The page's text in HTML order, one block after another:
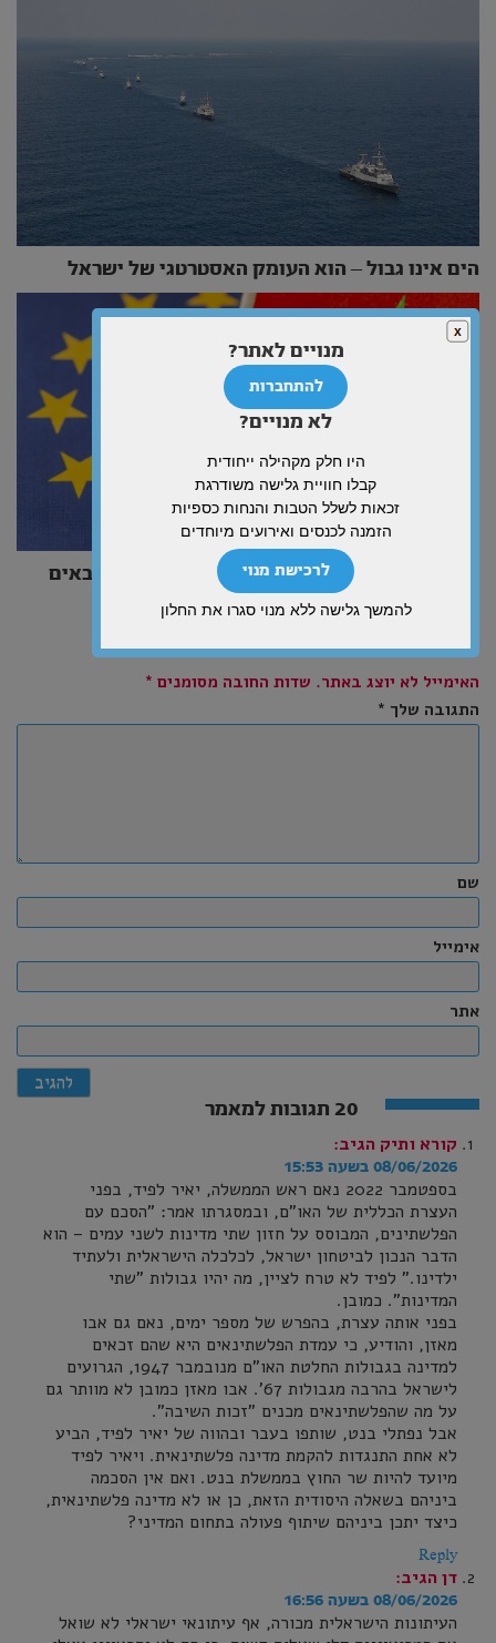
הים אינו גבול – הוא העומק האסטרטגי של ישראל
״אל תדאג, אתה לא צריך רובים ומדים. מהגרים באים
בחיפוש אחר אהבה״
כתיבת תגובה
האימייל לא יוצג באתר. שדות החובה מסומנים *
התגובה שלך *
שם
אימייל
אתר
קורא ותיק הגיב:
08/06/2026 בשעה 15:53
בספטמבר 2022 נאם ראש הממשלה, יאיר לפיד, בפני
העצרת הכללית של האו"ם, ובמסגרתו אמר: "הסכם עם
הפלשתינים, המבוסס על חזון שתי מדינות לשני עמים – הוא
הדבר הנכון לביטחון ישראל, לכלכלה הישראלית ולעתיד
ילדינו." לפיד לא טרח לציין, מה יהיו גבולות "שתי
המדינות". כמובן.
בפני אותה עצרת, בהפרש של מספר ימים, נאם גם אבו
מאזן, והודיע, כי עמדת הפלשתינאים היא שהם זכאים
למדינה בגבולות החלטת האו"ם מנובמבר 1947, הגרועים
לישראל בהרבה מגבולות 67'. אבו מאזן כמובן לא מוותר גם
על מה שהפלשתינאים מכנים "זכות השיבה".
אבל נפתלי בנט, שותפו בעבר ובהווה של יאיר לפיד, הביע
לא אחת התנגדות להקמת מדינה פלשתינאית. ויאיר לפיד
מיועד להיות שר החוץ בממשלת בנט. ואם אין הסכמה
ביניהם בשאלה היסודית הזאת, כן או לא מדינה פלשתינאית,
כיצד יתכן ביניהם שיתוף פעולה בתחום המדיני?
Reply
דן הגיב:
08/06/2026 בשעה 16:56
העיתונות הישראלית מכורה, אף עיתונאי ישראלי לא שואל
מנויים לאתר?
להתחברות
לא מנויים?
היו חלק מקהילה ייחודית
קבלו חוויית גלישה משודרגת
זכאות לשלל הטבות והנחות כספיות
הזמנה לכנסים ואירועים מיוחדים
לרכישת מנוי
להמשך גלישה ללא מנוי סגרו את החלון